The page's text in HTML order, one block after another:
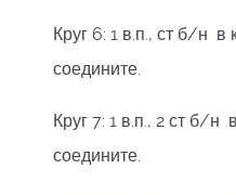
Круг 6: 1 в.п., ст б/н в
соедините.
Круг 7: 1 в.п., 2 ст б/н
соедините.